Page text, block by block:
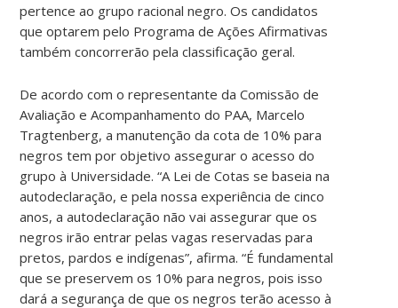
pertence ao grupo racional negro. Os candidatos
que optarem pelo Programa de Ações Afirmativas
também concorrerão pela classificação geral.
De acordo com o representante da Comissão de
Avaliação e Acompanhamento do PAA, Marcelo
Tragtenberg, a manutenção da cota de 10% para
negros tem por objetivo assegurar o acesso do
grupo à Universidade. “A Lei de Cotas se baseia na
autodeclaração, e pela nossa experiência de cinco
anos, a autodeclaração não vai assegurar que os
negros irão entrar pelas vagas reservadas para
pretos, pardos e indígenas”, afirma. “É fundamental
que se preservem os 10% para negros, pois isso
dará a segurança de que os negros terão acesso à